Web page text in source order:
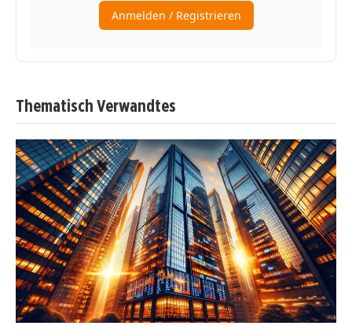
Thematisch Verwandtes